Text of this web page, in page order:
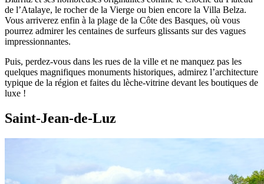
de l’Atalaye, le rocher de la Vierge ou bien encore la Villa Belza.
Vous arriverez enfin à la plage de la Côte des Basques, où vous
pourrez admirer les centaines de surfeurs glissants sur des vagues
impressionnantes.
Puis, perdez-vous dans les rues de la ville et ne manquez pas les
quelques magnifiques monuments historiques, admirez l’architecture
typique de la région et faites du lèche-vitrine devant les boutiques de
luxe !
Saint-Jean-de-Luz